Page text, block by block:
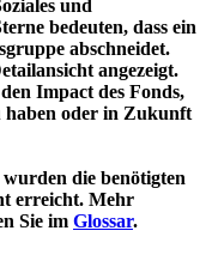
und
bedeuten, dass ein
abschneidet.
angezeigt.
Impact des Fonds,
haben oder in Zukunft
die benötigten
erreicht. Mehr
Sie im Glossar.